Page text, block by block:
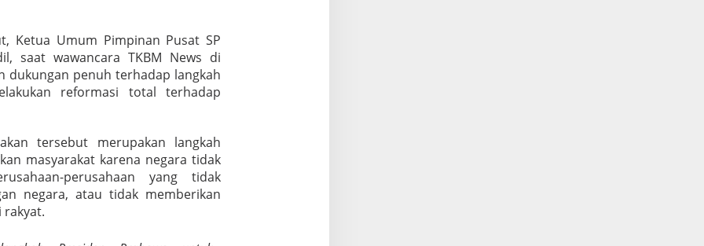
Ketua Umum Pimpinan Pusat SP
saat wawancara TKBM News di
dukungan penuh terhadap langkah
reformasi total terhadap
tersebut merupakan langkah
masyarakat karena negara tidak
perusahaan yang tidak
negara, atau tidak memberikan
rakyat.